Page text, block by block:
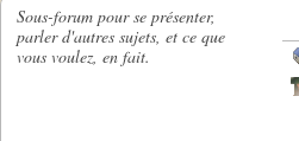
Sous-forum pour se présenter,
parler d'autres sujets, et ce que
vous voulez, en fait.